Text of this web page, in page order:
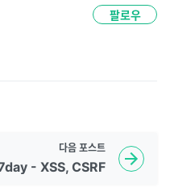
팔로우
다음 포스트
- XSS, CSRF